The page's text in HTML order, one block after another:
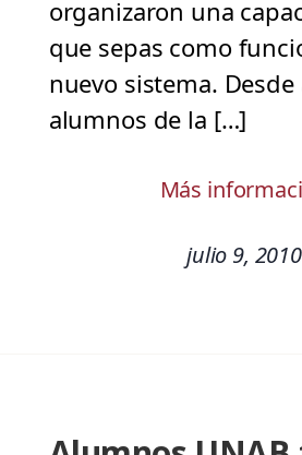
organizaron una
que sepas como
nuevo sistema.
alumnos de la […]
Más
julio 9, 2010